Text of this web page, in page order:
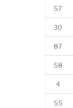
57
30
87
58
4
55